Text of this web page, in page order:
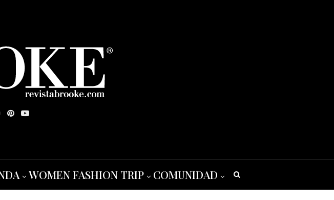
WOMEN FASHION TRIP COMUNIDAD